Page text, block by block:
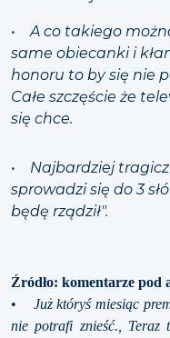
• A co takiego
same obiecanki i
honoru to by się nie
Całe szczęście że
się chce.
• Najbardziej
sprowadzi się do 3
będę rządził".
Źródło: komentarze pod
• Już któryś miesiąc
nie potrafi znieść., Teraz